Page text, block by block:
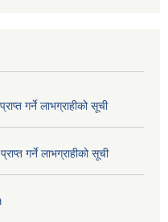
गर्ने लाभग्राहीको सूची
गर्ने लाभग्राहीको सूची